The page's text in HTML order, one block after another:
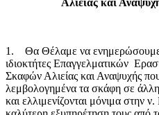
Αλιείας και
1. Θα Θέλαμε να ενημερώσουμε
ιδιοκτήτες Επαγγελματικών
Σκαφών Αλιείας και Αναψυχής
λεμβολογημένα τα σκάφη σε
και ελλιμενίζονται μόνιμα στην